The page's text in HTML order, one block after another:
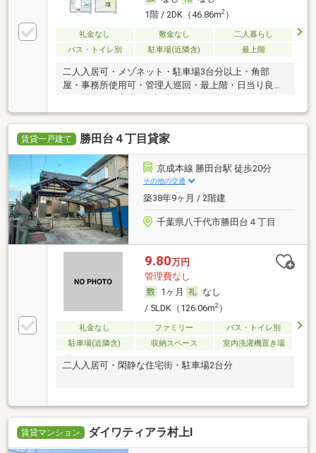
1階 / 2DK（46.86m2）
礼金なし 敷金なし
二人暮らし
バス・トイレ別
駐車場(近隣含) 最上階
二人入居可・メゾネット・駐車場3台分以上・角部
屋・事務所使用可・管理人巡回・最上階・日当り良
可・初期費用カード決済可・家賃カード決済可
賃貸一戸建て 勝田台４丁目貸家
京成本線 勝田台駅 徒歩20分
その他の交通
築38年9ヶ月 / 2階建
千葉県八千代市勝田台４丁目
9.80万円
管理費なし
1ヶ月
なし
/ 5LDK（126.06m2）
礼金なし ファミリー
バス・トイレ別
駐車場(近隣含)
収納スペース 室内洗濯機置き場
二人入居可・閑静な住宅街・駐車場2台分
賃貸マンション ダイワティアラ村上Ⅰ